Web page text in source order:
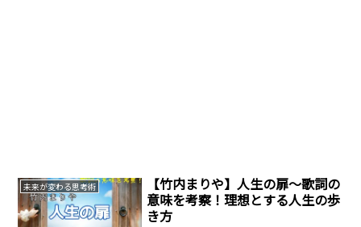
未来が変わる思考術
【竹内まりや】人生の扉～歌詞の
意味を考察！理想とする人生の歩
き方